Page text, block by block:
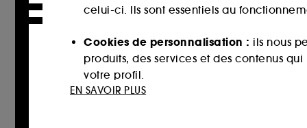
LOLITA LEMPICKA (1)
MAISON MARGIELA (13)
MARC JACOBS (2)
MIU MIU (3)
celui-ci. Ils sont essentiels au
Cookies de personnalisation : ils nous
produits, des services et des contenus
votre profil.
EN SAVOIR PLUS